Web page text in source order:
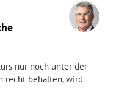
nur noch unter der
recht behalten, wird